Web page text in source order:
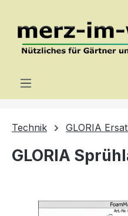
Technik GLORIA
GLORIA
Bildergalerie überspringen